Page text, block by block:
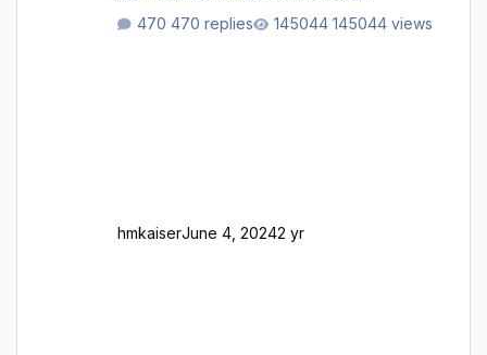
zugemauert sind. Niederräder Brücke
470 replies 145044 views
hmkaiserJune 4, 20242 yr